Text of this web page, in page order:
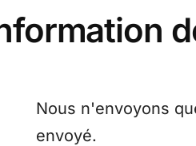
Nous n'envoyons
envoyé.